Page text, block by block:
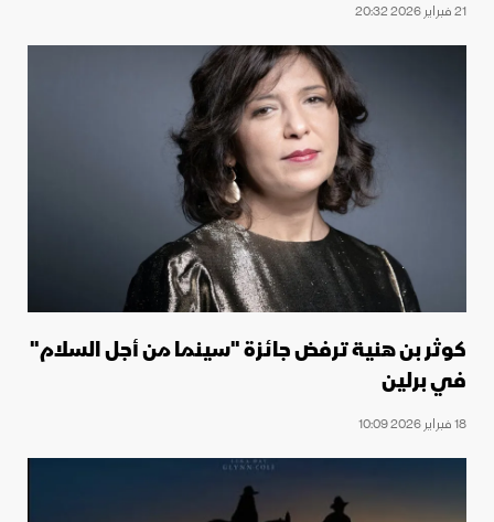
21 فبراير 2026 20:32
كوثر بن هنية ترفض جائزة "سينما من أجل السلام"
في برلين
18 فبراير 2026 10:09